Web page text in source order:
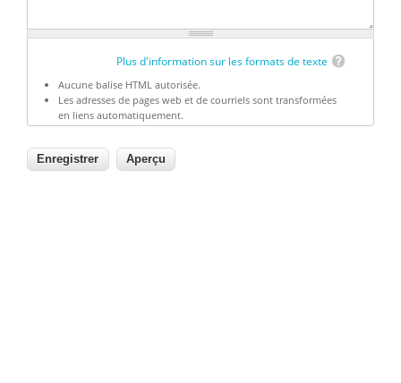
Plus d'information sur les formats de texte
Aucune balise HTML autorisée.
Les adresses de pages web et de courriels sont transformées
en liens automatiquement.